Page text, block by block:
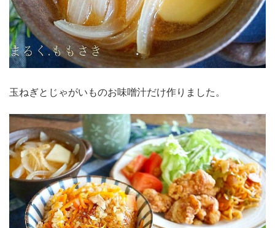
玉ねぎとじゃがいものお味噌汁だけ作りました。